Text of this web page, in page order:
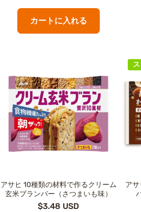
カートに入れる
アサヒ 10種類の材料で作るクリーム
玄米ブランバー（さつまいも味）
$3.48 USD
ア